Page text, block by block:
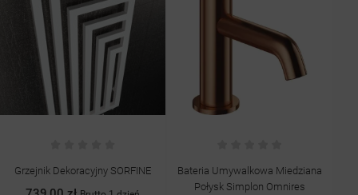
Bateria Umywalkowa Miedziana
Połysk Simplon Omnires
Bateria Umywalkowa Wysoka
Złota Szczotkowana Simplon